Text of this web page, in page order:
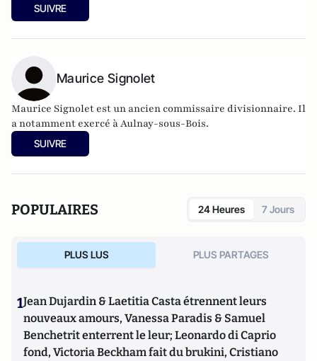
SUIVRE
Maurice Signolet
Maurice Signolet est un ancien commissaire divisionnaire. Il
a notamment exercé à Aulnay-sous-Bois.
SUIVRE
POPULAIRES 24 Heures 7 Jours
PLUS LUS PLUS PARTAGES
1Jean Dujardin & Laetitia Casta étrennent leurs
nouveaux amours, Vanessa Paradis & Samuel
Benchetrit enterrent le leur; Leonardo di Caprio
fond, Victoria Beckham fait du brukini, Cristiano